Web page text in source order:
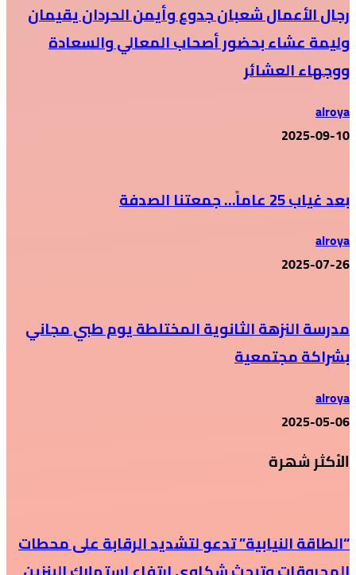
رجال الأعمال شعبان جدوع وأيمن الحردان يقيمان
وليمة عشاء بحضور أصحاب المعالي والسعادة
ووجهاء العشائر
alroya
2025-09-10
بعد غياب 25 عاماً… جمعتنا الصدفة
alroya
2025-07-26
مدرسة النزهة الثانوية المختلطة يوم طبي مجاني
بشراكة مجتمعية
alroya
2025-05-06
الأكثر شهرة
“الطاقة النيابية” تدعو لتشديد الرقابة على محطات